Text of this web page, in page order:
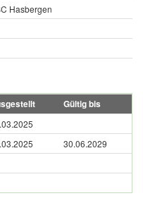
Hasbergen
Gültig bis
30.06.2029